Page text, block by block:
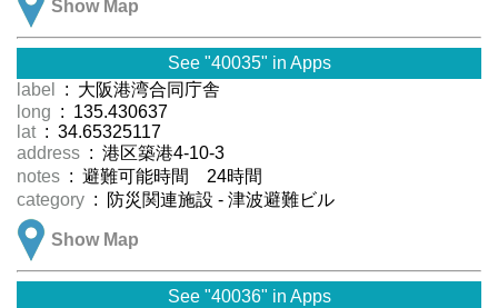
Show Map
See "40035" in Apps
label
: 大阪港湾合同庁舎
long : 135.430637
lat : 34.65325117
address : 港区築港4-10-3
notes : 避難可能時間 24時間
category : 防災関連施設 - 津波避難ビル
Show Map
See "40036" in Apps